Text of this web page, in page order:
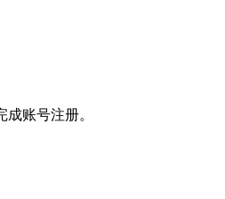
成账号注册。